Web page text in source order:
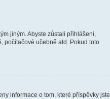
jiným. Abyste zůstali přihlášeni,
počítačové učebně atd. Pokud toto
informace o tom, které příspěvky jste